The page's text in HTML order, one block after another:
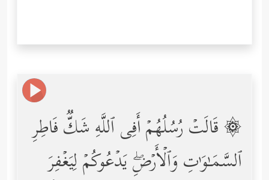
۞ قَالَتۡ رُسُلُهُمۡ أَفِی ٱللَّهِ شَكࣱّ فَاطِرِ
ٱلسَّمَـٰوَ ٰ⁠تِ وَٱلۡأَرۡضِۖ یَدۡعُوكُمۡ لِیَغۡفِرَ